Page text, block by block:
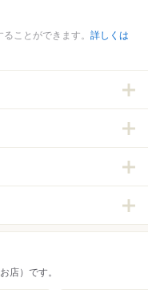
ことができます。 詳しくは
店）です。